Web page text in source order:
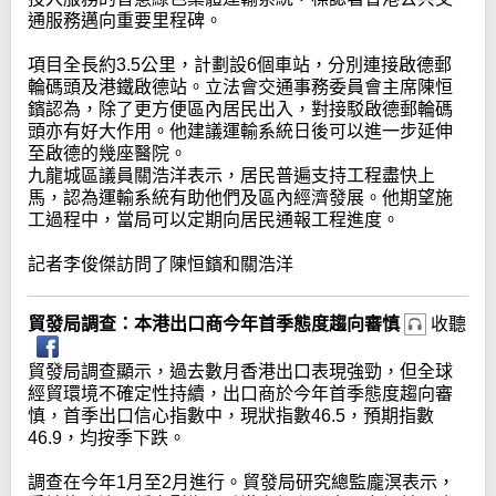
通服務邁向重要里程碑。
項目全長約3.5公里，計劃設6個車站，分別連接啟德郵
輪碼頭及港鐵啟德站。立法會交通事務委員會主席陳恒
鑌認為，除了更方便區內居民出入，對接駁啟德郵輪碼
頭亦有好大作用。他建議運輸系統日後可以進一步延伸
至啟德的幾座醫院。
九龍城區議員關浩洋表示，居民普遍支持工程盡快上
馬，認為運輸系統有助他們及區內經濟發展。他期望施
工過程中，當局可以定期向居民通報工程進度。
記者李俊傑訪問了陳恒鑌和關浩洋
貿發局調查：本港出口商今年首季態度趨向審慎 收聽
貿發局調查顯示，過去數月香港出口表現強勁，但全球
經貿環境不確定性持續，出口商於今年首季態度趨向審
慎，首季出口信心指數中，現狀指數46.5，預期指數
46.9，均按季下跌。
調查在今年1月至2月進行。貿發局研究總監龐溟表示，